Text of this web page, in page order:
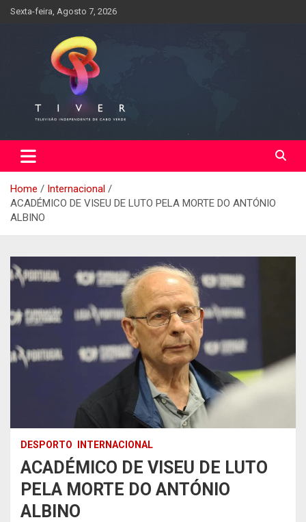
SkipSexta-feira, Agosto 7, 2026
Home
Internacional
ACADÉMICO DE VISEU DE LUTO PELA MORTE DO ANTÓNIO
ALBINO
DESPORTO INTERNACIONAL
ACADÉMICO DE VISEU DE LUTO
PELA MORTE DO ANTÓNIO
ALBINO